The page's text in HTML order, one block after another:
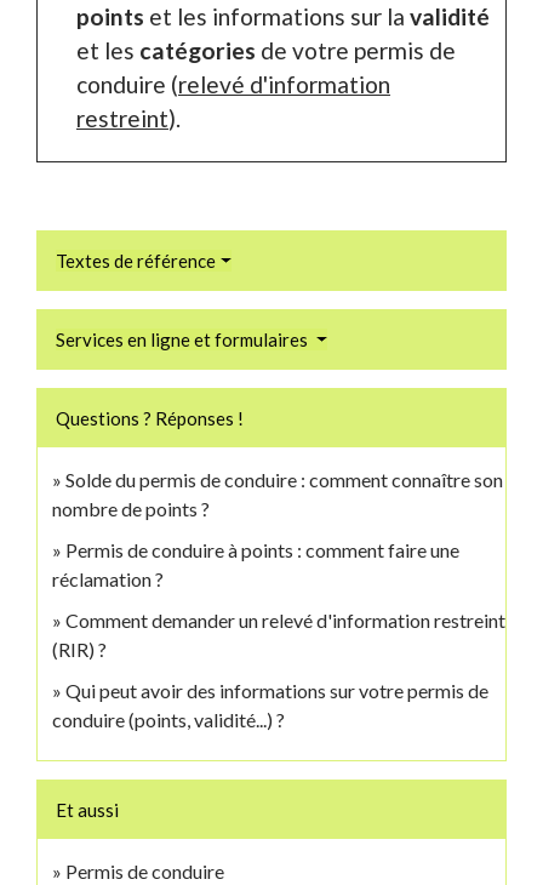
points et les informations sur la validité
et les catégories de votre permis de
conduire (relevé d'information
restreint).
Textes de référence
Services en ligne et formulaires
Questions ? Réponses !
Solde du permis de conduire : comment connaître son
nombre de points ?
Permis de conduire à points : comment faire une
réclamation ?
Comment demander un relevé d'information restreint
(RIR) ?
Qui peut avoir des informations sur votre permis de
conduire (points, validité...) ?
Et aussi
Permis de conduire